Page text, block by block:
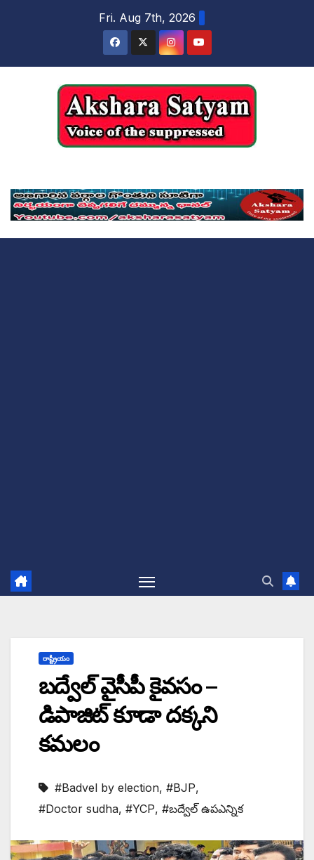
Fri. Aug 7th, 2026
రాష్ట్రీయం
బద్వేల్ వైసీపీ కైవసం –
డిపాజిట్ కూడా దక్కని
కమలం
#Badvel by election, #BJP,
#Doctor sudha, #YCP, #బద్వేల్ ఉపఎన్నిక